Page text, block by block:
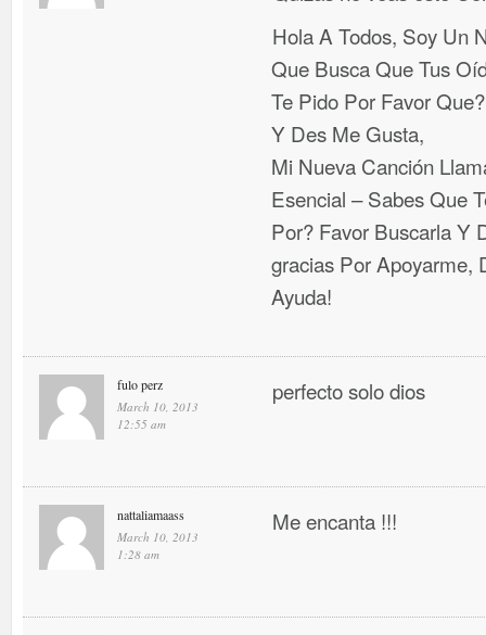
Hola A Todos, Soy Un
Que Busca Que Tus
Te Pido Por Favor
Y Des Me Gusta,
Mi Nueva Canción
Esencial – Sabes Que
Por? Favor Buscarla Y
gracias Por Apoyarme,
Ayuda!
fulo perz
March 10, 2013
12:55 am
perfecto solo dios
nattaliamaass
March 10, 2013
1:28 am
Me encanta !!!